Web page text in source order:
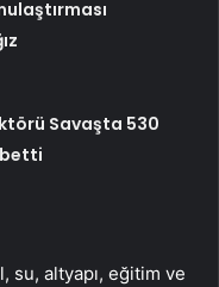
Savaşta 530
altyapı, eğitim ve